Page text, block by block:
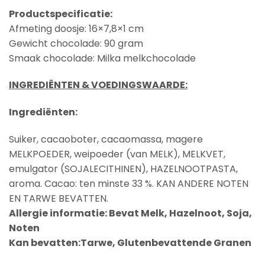
Productspecificatie:
Afmeting doosje: 16×7,8×1 cm
Gewicht chocolade: 90 gram
Smaak chocolade: Milka melkchocolade
INGREDIËNTEN & VOEDINGSWAARDE:
Ingrediënten:
Suiker, cacaoboter, cacaomassa, magere
MELKPOEDER, weipoeder (van MELK), MELKVET,
emulgator (SOJALECITHINEN), HAZELNOOTPASTA,
aroma. Cacao: ten minste 33 %. KAN ANDERE NOTEN
EN TARWE BEVATTEN.
Allergie informatie:Bevat Melk, Hazelnoot, Soja,
Noten
Kan bevatten:Tarwe, Glutenbevattende Granen